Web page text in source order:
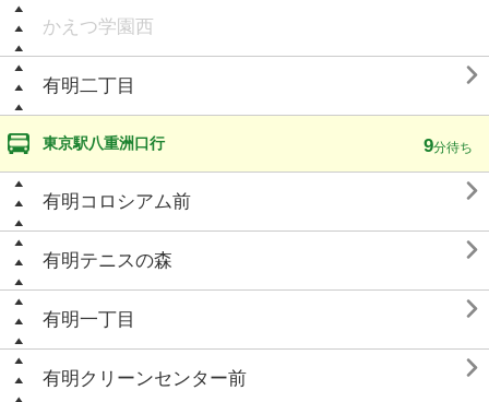
かえつ学園西
有明二丁目 
東京駅八重洲口行 9分待ち
有明コロシアム前 
有明テニスの森 
有明一丁目 
有明クリーンセンター前 